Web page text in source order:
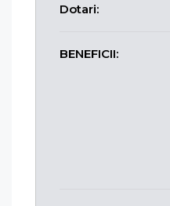
Dotari:
BENEFICII: